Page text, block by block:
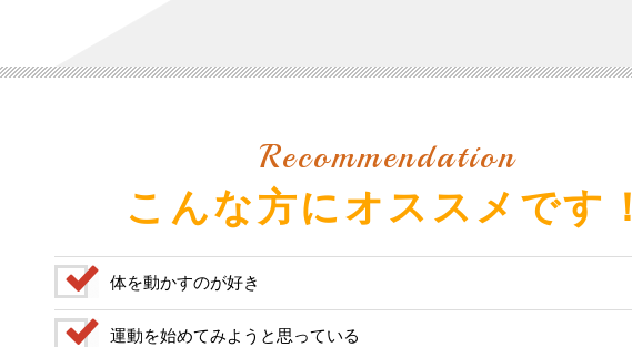
Recommendation
こんな方にオススメです！
体を動かすのが好き
運動を始めてみようと思っている